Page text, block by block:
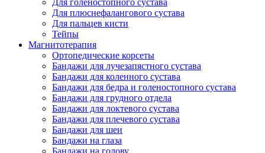
Для голеностопного сустава
Для плюснефалангового сустава
Для пальцев кисти
Тейпы
Магнитотерапия
Ортопедические корсеты
Бандажи для лучезапястного сустава
Бандажи для коленного сустава
Бандажи для бедра и голеностопного сустава
Бандажи для грудного отдела
Бандажи для локтевого сустава
Бандажи для плечевого сустава
Бандажи для шеи
Бандажи на глаза
Бандажи на голову